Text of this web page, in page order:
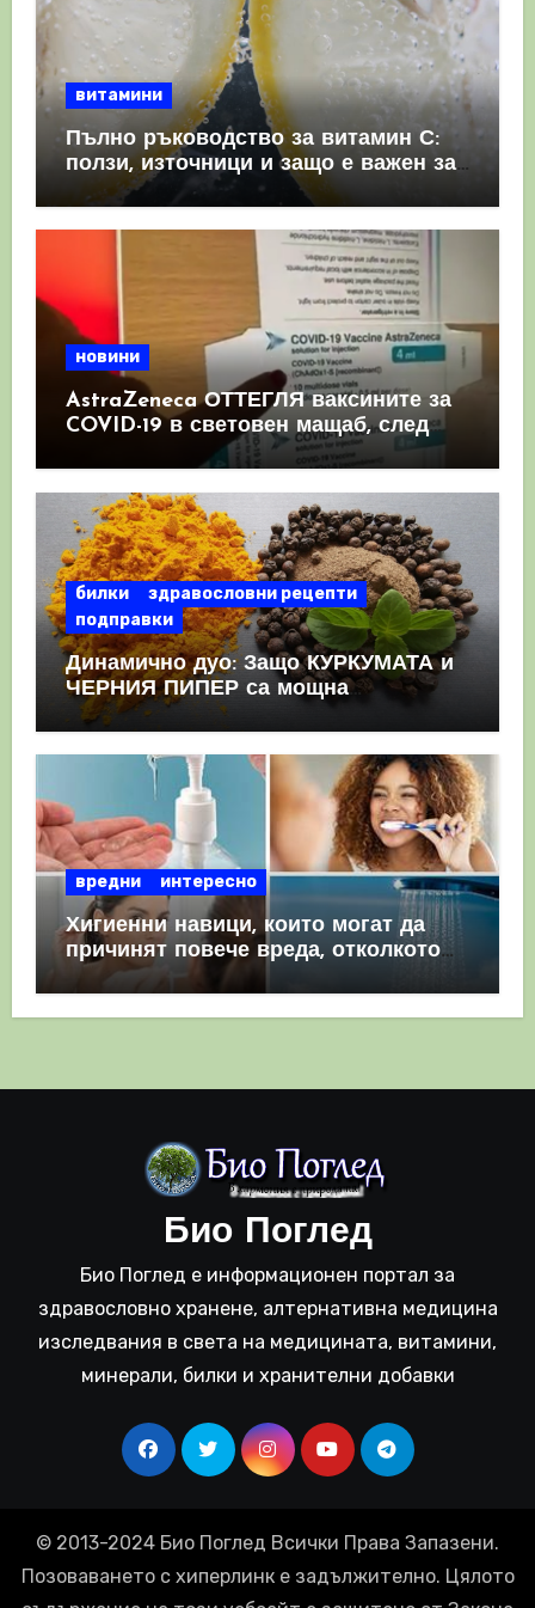
витамини
Пълно ръководство за витамин С:
ползи, източници и защо е важен за
имунната система
новини
AstraZeneca ОТТЕГЛЯ ваксините за
COVID-19 в световен мащаб, след
като призна, че те причиняват
билки
здравословни рецепти
подправки
Динамично дуо: Защо КУРКУМАТА и
ЧЕРНИЯ ПИПЕР са мощна
комбинация
вредни интересно
Хигиенни навици, които могат да
причинят повече вреда, отколкото
полза
Био Поглед
Био Поглед е информационен портал за
здравословно хранене, алтернативна медицина
изследвания в света на медицината, витамини,
минерали, билки и хранителни добавки
© 2013-2024 Био Поглед Всички Права Запазени.
Позоваването с хиперлинк е задължително. Цялото